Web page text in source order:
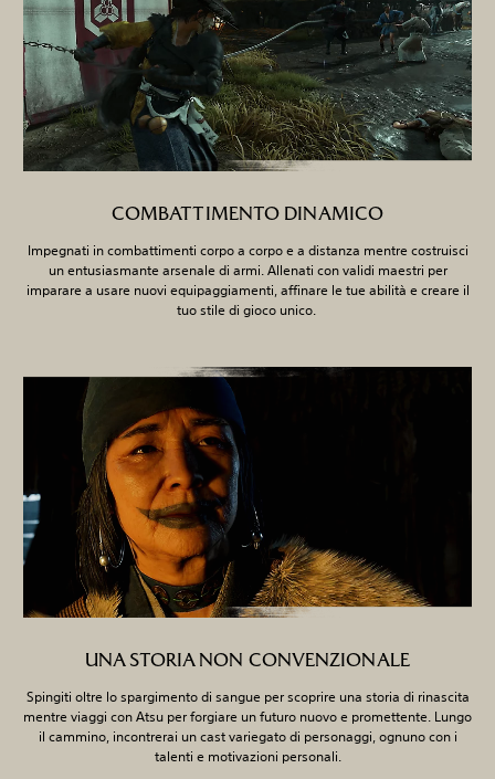
COMBATTIMENTO DINAMICO
Impegnati in combattimenti corpo a corpo e a distanza mentre costruisci
un entusiasmante arsenale di armi. Allenati con validi maestri per
imparare a usare nuovi equipaggiamenti, affinare le tue abilità e creare il
tuo stile di gioco unico.
UNA STORIA NON CONVENZIONALE
Spingiti oltre lo spargimento di sangue per scoprire una storia di rinascita
mentre viaggi con Atsu per forgiare un futuro nuovo e promettente. Lungo
il cammino, incontrerai un cast variegato di personaggi, ognuno con i
talenti e motivazioni personali.